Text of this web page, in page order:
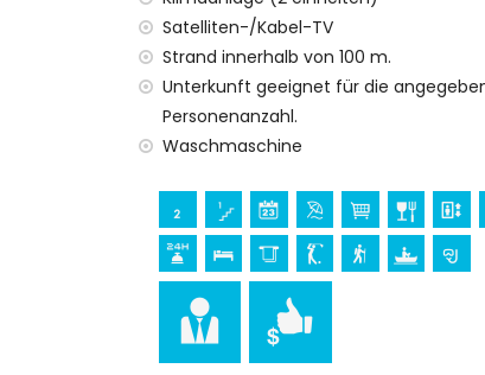
Museum und Kirche (innerhalb von
Sport
Kanu fahren und Schnorcheln
Golf und Wandern (innerhalb von 5
Pferdereiten (innerhalb von 10
Satelliten-/Kabel-TV
Strand innerhalb von 100 m.
Unterkunft geeignet für die
Personenanzahl.
Waschmaschine